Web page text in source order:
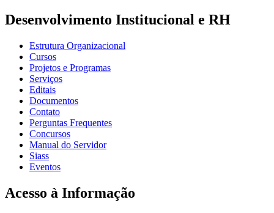
Desenvolvimento Institucional e RH
Estrutura Organizacional
Cursos
Projetos e Programas
Serviços
Editais
Documentos
Contato
Perguntas Frequentes
Concursos
Manual do Servidor
Siass
Eventos
Acesso à Informação